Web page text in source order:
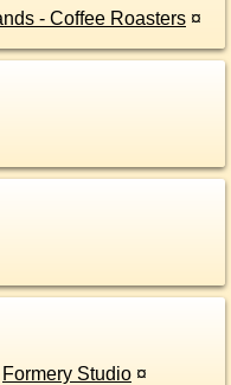
- Coffee Roasters ¤
Formery Studio ¤